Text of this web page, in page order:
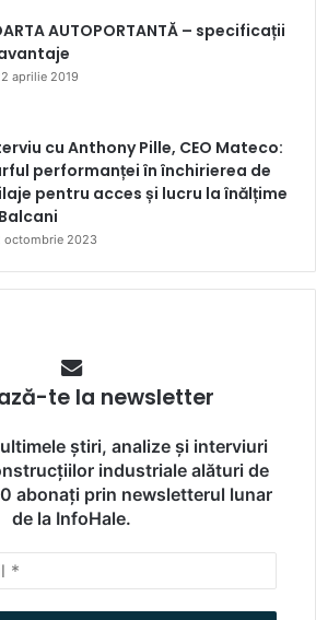
AUTOPORTANTĂ – specificații
aprilie 2019
cu Anthony Pille, CEO Mateco:
performanței în închirierea de
pentru acces și lucru la înălțime
octombrie 2023
te la newsletter
știri, analize și interviuri
industriale alături de
abonați prin newsletterul lunar
de la InfoHale.